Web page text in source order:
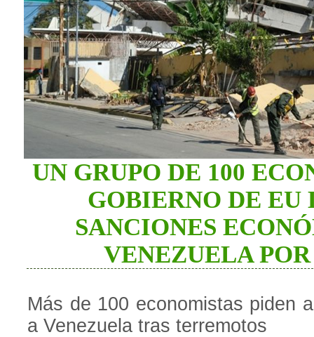
UN GRUPO DE 100
GOBIERNO DE EU
SANCIONES
VENEZUELA
Más de 100 economistas piden
a Venezuela tras terremotos